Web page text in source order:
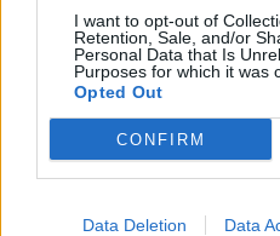
I want to opt-out of
Retention, Sale, and/or
Personal Data that Is
Purposes for which it was
Opted Out
CONFIRM
Data Deletion Data
Διαβάζεις κριτικές; Σ’
«Διαβάζω κριτικές που
αλλά περισσότερο
έχουμε τα ίδια